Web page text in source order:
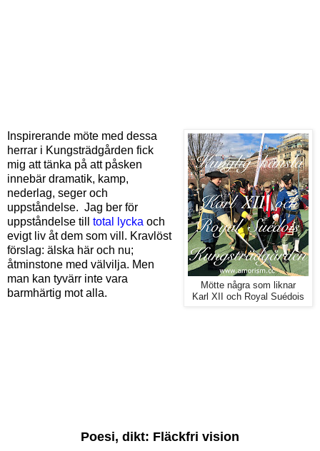
Mötte några som liknar
Karl XII och Royal Suédois
Inspirerande möte med dessa
herrar i Kungsträdgården fick
mig att tänka på att påsken
innebär dramatik, kamp,
nederlag, seger och
uppståndelse. Jag ber för
uppståndelse till total lycka och
evigt liv åt dem som vill. Kravlöst
förslag: älska här och nu;
åtminstone med välvilja. Men
man kan tyvärr inte vara
barmhärtig mot alla.
Poesi, dikt: Fläckfri vision